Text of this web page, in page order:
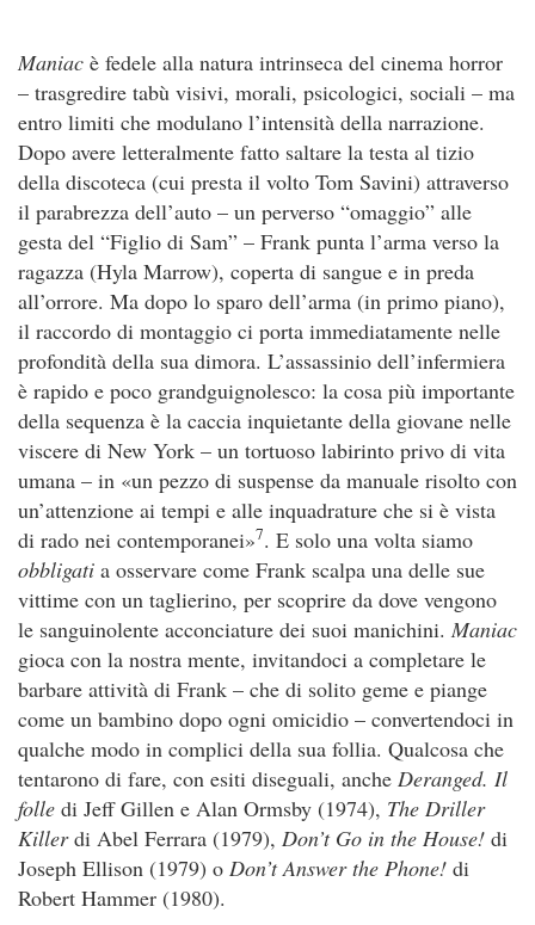
Maniac è fedele alla natura intrinseca del cinema horror
– trasgredire tabù visivi, morali, psicologici, sociali – ma
entro limiti che modulano l’intensità della narrazione.
Dopo avere letteralmente fatto saltare la testa al tizio
della discoteca (cui presta il volto Tom Savini) attraverso
il parabrezza dell’auto – un perverso “omaggio” alle
gesta del “Figlio di Sam” – Frank punta l’arma verso la
ragazza (Hyla Marrow), coperta di sangue e in preda
all’orrore. Ma dopo lo sparo dell’arma (in primo piano),
il raccordo di montaggio ci porta immediatamente nelle
profondità della sua dimora. L’assassinio dell’infermiera
è rapido e poco grandguignolesco: la cosa più importante
della sequenza è la caccia inquietante della giovane nelle
viscere di New York – un tortuoso labirinto privo di vita
umana – in «un pezzo di suspense da manuale risolto con
un’attenzione ai tempi e alle inquadrature che si è vista
di rado nei contemporanei»7. E solo una volta siamo
obbligati a osservare come Frank scalpa una delle sue
vittime con un taglierino, per scoprire da dove vengono
le sanguinolente acconciature dei suoi manichini. Maniac
gioca con la nostra mente, invitandoci a completare le
barbare attività di Frank – che di solito geme e piange
come un bambino dopo ogni omicidio – convertendoci in
qualche modo in complici della sua follia. Qualcosa che
tentarono di fare, con esiti diseguali, anche Deranged. Il
folle di Jeff Gillen e Alan Ormsby (1974), The Driller
Killerdi Abel Ferrara (1979), Don’t Go in the House! di
Joseph Ellison (1979) o Don’t Answer the Phone! di
Robert Hammer (1980).